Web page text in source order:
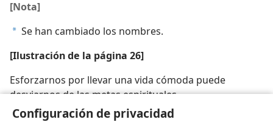
Configuración de privacidad
[Nota]
a Se han cambiado los nombres.
[Ilustración de la página 26]
Esforzarnos por llevar una vida cómoda puede
desviarnos de las metas espirituales